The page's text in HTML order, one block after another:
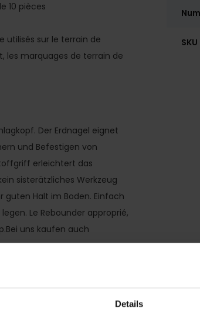
Details
10 pièces
utilisés sur le terrain de
les marquages de terrain de
Der Erdnagel eignet
und Befestigen von
erleichtert das
sisterätzliches Werkzeug
Halt im Boden. Einfach
Le Rebounder approprié,
uns kaufen auch
SKU